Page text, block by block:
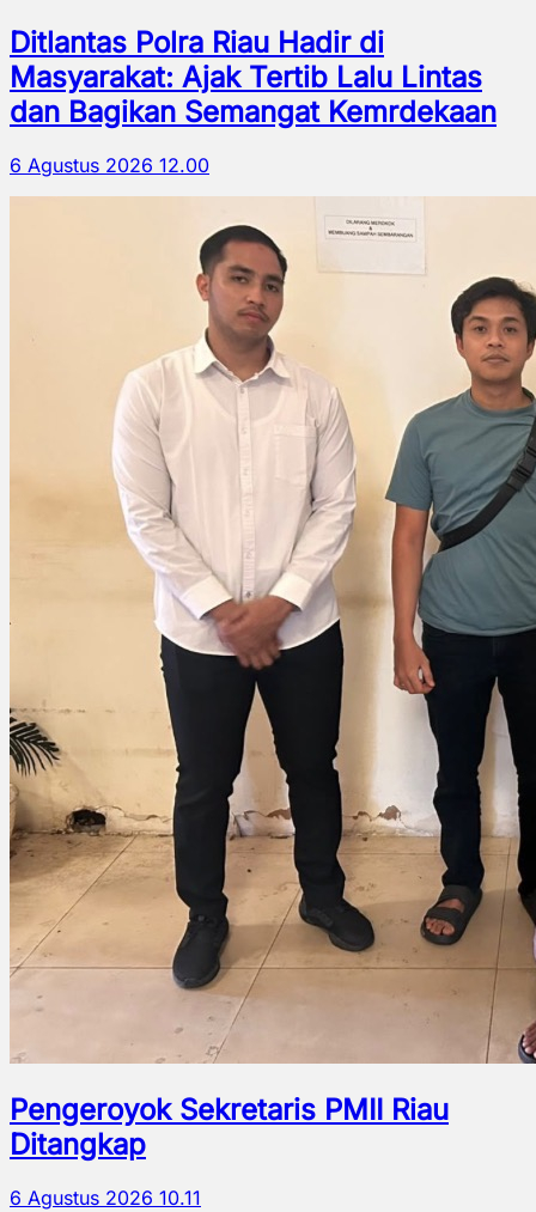
Ditlantas Polra Riau Hadir di
Masyarakat: Ajak Tertib Lalu Lintas
dan Bagikan Semangat Kemrdekaan
6 Agustus 2026 12.00
Pengeroyok Sekretaris PMII Riau
Ditangkap
6 Agustus 2026 10.11